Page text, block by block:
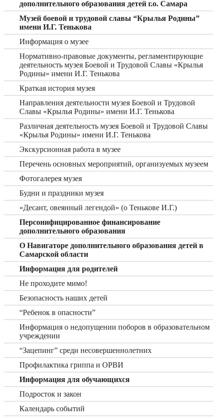
дополнительного образования детей г.о. Самара
Музей боевой и трудовой славы “Крылья Родины”
имени И.Г. Тенькова
Информация о музее
Нормативно-правовые документы, регламентирующие
деятельность музея Боевой и Трудовой Славы «Крылья
Родины» имени И.Г. Тенькова
Краткая история музея
Направления деятельности музея Боевой и Трудовой
Славы «Крылья Родины» имени И.Г. Тенькова
Различная деятельность музея Боевой и Трудовой Славы
«Крылья Родины» имени И.Г. Тенькова
Экскурсионная работа в музее
Перечень основных мероприятий, организуемых музеем
Фотогалерея музея
Будни и праздники музея
«Десант, овеянный легендой» (о Тенькове И.Г.)
Персонифицированное финансирование
дополнительного образования
О Навигаторе дополнительного образования детей в
Самарской области
Информация для родителей
Не проходите мимо!
Безопасность наших детей
“Ребенок в опасности”
Информация о недопущении поборов в образовательном
учреждении
“Зацепинг” среди несовершеннолетних
Профилактика гриппа и ОРВИ
Информация для обучающихся
Подросток и закон
Календарь событий